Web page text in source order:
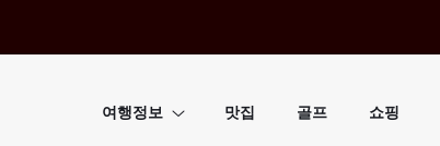
여행정보 맛집 골프 쇼핑